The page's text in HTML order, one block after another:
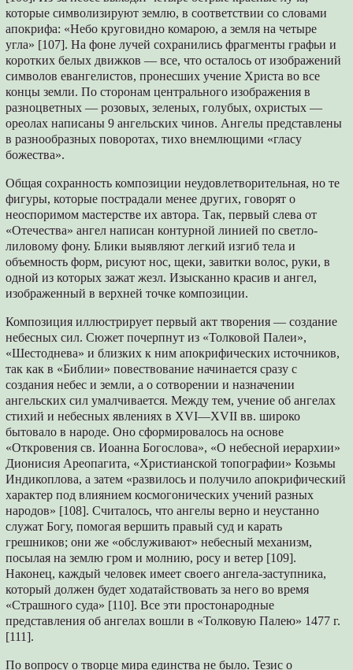
которые символизируют землю, в соответствии со словами
апокрифа: «Небо круговидно комарою, а земля на четыре
угла» [107]. На фоне лучей сохранились фрагменты графьи и
коротких белых движков — все, что осталось от изображений
символов евангелистов, пронесших учение Христа во все
концы земли. По сторонам центрального изображения в
разноцветных — розовых, зеленых, голубых, охристых —
ореолах написаны 9 ангельских чинов. Ангелы представлены
в разнообразных поворотах, тиxo внемлющими «гласу
божества».
Общая сохранность композиции неудовлетворительная, но те
фигуры, которые пострадали менее других, говорят о
неоспоримом мастерстве их автора. Так, первый слева от
«Отечества» ангел написан контурной линией по светло-
лиловому фону. Блики выявляют легкий изгиб тела и
объемность форм, рисуют нос, щеки, завитки волос, руки, в
одной из которых зажат жезл. Изысканно красив и ангел,
изображенный в верхней точке композиции.
Композиция иллюстрирует первый акт творения — создание
небесных сил. Сюжет почерпнут из «Толковой Палеи»,
«Шестоднева» и близких к ним апокрифических источников,
так как в «Библии» повествование начинается сразу с
создания небес и земли, а о сотворении и назначении
ангельских сил умалчивается. Между тем, учение об ангелах
стихий и небесных явлениях в XVI—XVII вв. широко
бытовало в народе. Оно сформировалось на основе
«Откровения св. Иоанна Богослова», «О небесной иерархии»
Дионисия Ареопагита, «Христианской топографии» Козьмы
Индикоплова, а затем «развилось и получило апокрифический
характер под влиянием космогонических учений разных
народов» [108]. Считалось, что ангелы верно и неустанно
служат Богу, помогая вершить правый суд и карать
грешников; они же «обслуживают» небесный механизм,
посылая на землю гром и молнию, росу и ветер [109].
Наконец, каждый человек имеет своего ангела-заступника,
который должен будет ходатайствовать за него во время
«Страшного суда» [110]. Все эти простонародные
представления об ангелах вошли в «Толковую Палею» 1477 г.
[111].
По вопросу о творце мира единства не было. Тезис о